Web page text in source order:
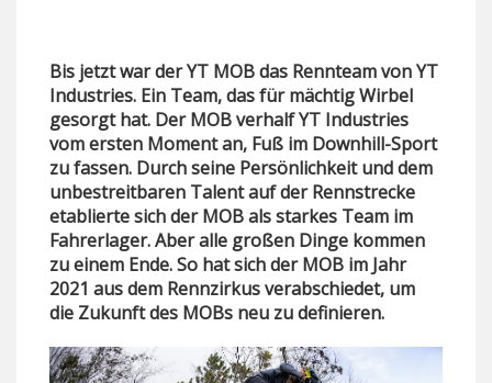
Bis jetzt war der YT MOB das Rennteam von YT
Industries. Ein Team, das für mächtig Wirbel
gesorgt hat. Der MOB verhalf YT Industries
vom ersten Moment an, Fuß im Downhill-Sport
zu fassen. Durch seine Persönlichkeit und dem
unbestreitbaren Talent auf der Rennstrecke
etablierte sich der MOB als starkes Team im
Fahrerlager. Aber alle großen Dinge kommen
zu einem Ende. So hat sich der MOB im Jahr
2021 aus dem Rennzirkus verabschiedet, um
die Zukunft des MOBs neu zu definieren.